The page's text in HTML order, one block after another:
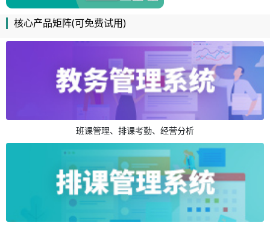
核心产品矩阵(可免费试用)
班课管理、排课考勤、经营分析